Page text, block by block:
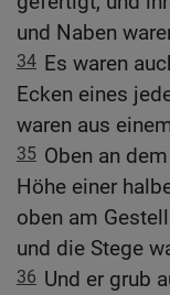
und Naben
34 Es waren
Ecken eines
waren aus
35 Oben an
Höhe einer
oben am
und die Stege
36 Und er grub